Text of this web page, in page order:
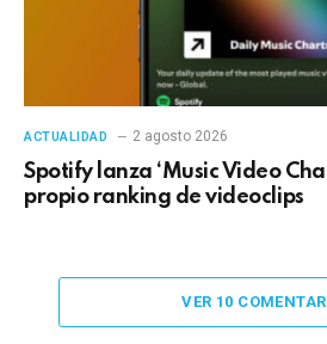
ACTUALIDAD 2 agosto 2026
Spotify lanza ‘Music Video
propio ranking de videoclips
VER 10